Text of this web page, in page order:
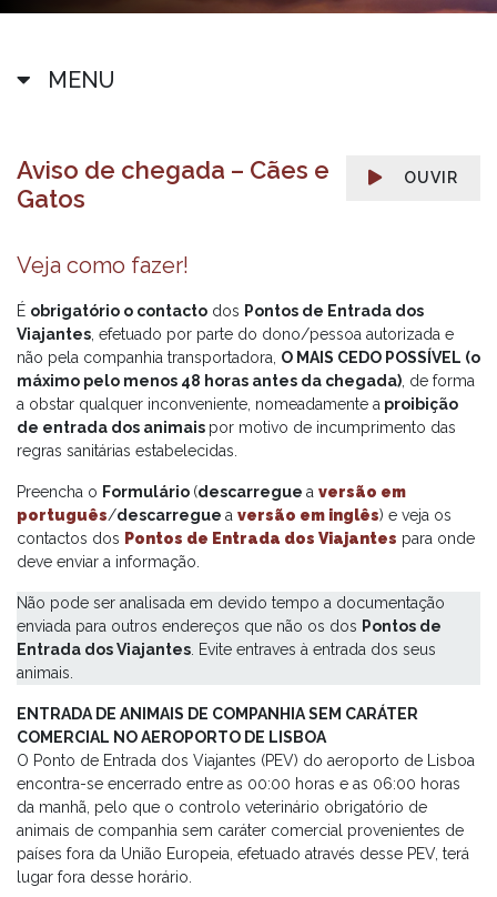
MENU
OUVIR
Aviso de chegada – Cães e
Gatos
Veja como fazer!
É obrigatório o contacto dos Pontos de Entrada dos
Viajantes , efetuado por parte do dono/pessoa autorizada e
não pela companhia transportadora, O MAIS CEDO POSSÍVEL (o
máximo pelo menos 48 horas antes da chegada) , de forma
a obstar qualquer inconveniente, nomeadamente a proibição
de entrada dos animais por motivo de incumprimento das
regras sanitárias estabelecidas.
Preencha o Formulário (descarregue a versão em
português/descarregue a versão em inglês) e veja os
contactos dos Pontos de Entrada dos Viajantes para onde
deve enviar a informação.
Não pode ser analisada em devido tempo a documentação
enviada para outros endereços que não os dos Pontos de
Entrada dos Viajantes . Evite entraves à entrada dos seus
animais.
ENTRADA DE ANIMAIS DE COMPANHIA SEM CARÁTER
COMERCIAL NO AEROPORTO DE LISBOA
O Ponto de Entrada dos Viajantes (PEV) do aeroporto de Lisboa
encontra-se encerrado entre as 00:00 horas e as 06:00 horas
da manhã, pelo que o controlo veterinário obrigatório de
animais de companhia sem caráter comercial provenientes de
países fora da União Europeia, efetuado através desse PEV, terá
lugar fora desse horário.